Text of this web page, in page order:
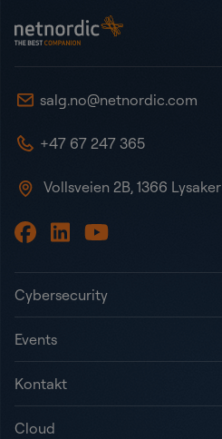
NetNordic Norway
salg.no@netnordic.com
+47 67 247 365
Vollsveien 2B, 1366 Lysaker
Cybersecurity
Events
Kontakt
Cloud